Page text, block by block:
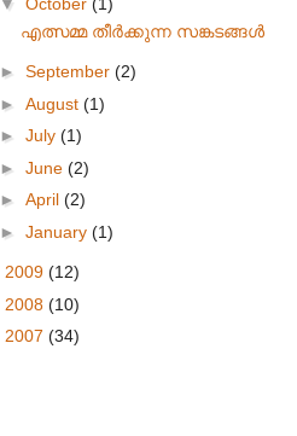
എത്സമ്മ തീർക്കുന്ന സങ്കടങ്ങൾ
► September (2)
► August (1)
► July (1)
► June (2)
► April (2)
► January (1)
2009 (12)
2008 (10)
2007 (34)